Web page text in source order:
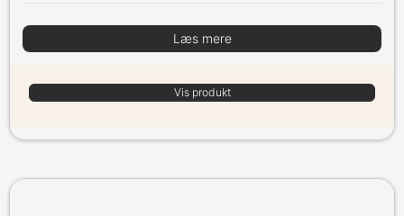
Læs mere
Vis produkt